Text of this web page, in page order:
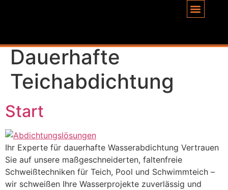
Dauerhafte
Teichabdichtung
Start
Ihr Experte für dauerhafte Wasserabdichtung Vertrauen
Sie auf unsere maßgeschneiderten, faltenfreie
Schweißtechniken für Teich, Pool und Schwimmteich –
wir schweißen Ihre Wasserprojekte zuverlässig und